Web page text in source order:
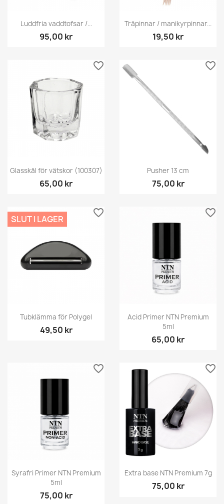
Luddfria vaddtofsar /...
95,00 kr
Träpinnar / manikyrpinnar...
19,50 kr
Glasskål för vätskor (100307)
65,00 kr
favorite_border
Pusher 13 cm
75,00 kr
favorite_border
Tubklämma för Polygel
49,50 kr
SLUT I LAGER
favorite_border
Acid Primer NTN Premium
5ml
65,00 kr
favorite_border
Syrafri Primer NTN Premium
5ml
75,00 kr
favorite_border
Extra base NTN Premium 7g
75,00 kr
favorite_border